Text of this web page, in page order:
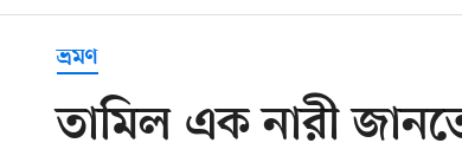
ভ্রমণ
তামিল এক নারী